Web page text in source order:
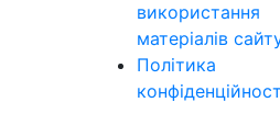
використання
матеріалів
Політика